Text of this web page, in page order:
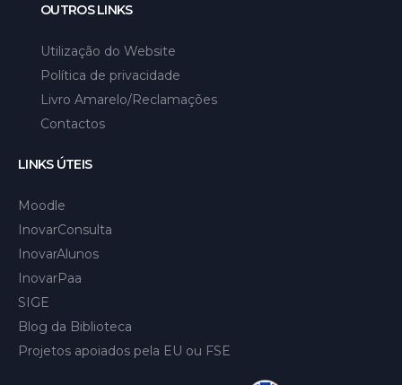
OUTROS LINKS
Utilização do Website
Política de privacidade
Livro Amarelo/Reclamações
Contactos
LINKS ÚTEIS
Moodle
InovarConsulta
InovarAlunos
InovarPaa
SIGE
Blog da Biblioteca
Projetos apoiados pela EU ou FSE